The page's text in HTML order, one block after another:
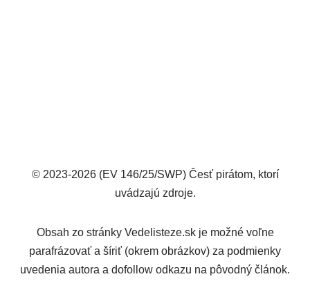
© 2023-2026 (EV 146/25/SWP) Česť pirátom, ktorí
uvádzajú zdroje.
Obsah zo stránky Vedelisteze.sk je možné voľne
parafrázovať a šíriť (okrem obrázkov) za podmienky
uvedenia autora a dofollow odkazu na pôvodný článok.